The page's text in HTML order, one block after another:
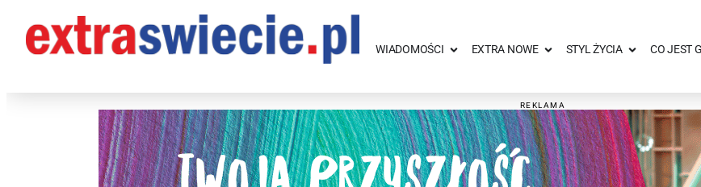
WIADOMOŚCI EXTRA NOWE STYL ŻYCIA CO JEST
REKLAMA